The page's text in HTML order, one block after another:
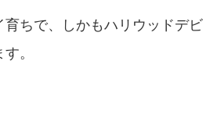
ちで、しかもハリウッドデビ
。